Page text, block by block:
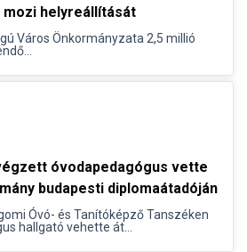
helyreállítását
Város Önkormányzata 2,5 millió
óvodapedagógus vette
budapesti diplomaátadóján
Óvó- és Tanítóképző Tanszéken
hallgató vehette át...